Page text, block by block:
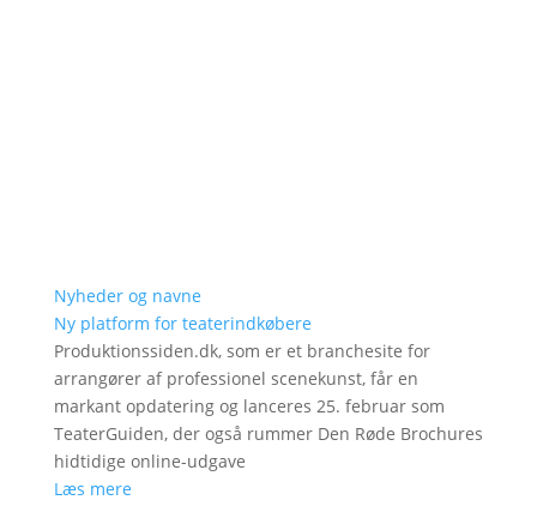
Nyheder og navne
Ny platform for teaterindkøbere
Produktionssiden.dk, som er et branchesite for
arrangører af professionel scenekunst, får en
markant opdatering og lanceres 25. februar som
TeaterGuiden, der også rummer Den Røde Brochures
hidtidige online-udgave
Læs mere